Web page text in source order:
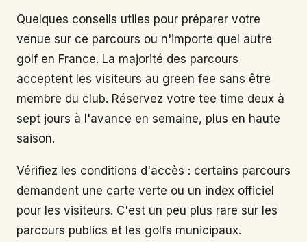
Quelques conseils utiles pour préparer votre
venue sur ce parcours ou n'importe quel autre
golf en France. La majorité des parcours
acceptent les visiteurs au green fee sans être
membre du club. Réservez votre tee time deux à
sept jours à l'avance en semaine, plus en haute
saison.
Vérifiez les conditions d'accès : certains parcours
demandent une carte verte ou un index officiel
pour les visiteurs. C'est un peu plus rare sur les
parcours publics et les golfs municipaux.